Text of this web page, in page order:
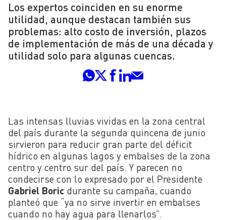
Los expertos coinciden en su enorme
utilidad, aunque destacan también sus
problemas: alto costo de inversión, plazos
de implementación de más de una década y
utilidad solo para algunas cuencas.
Las intensas lluvias vividas en la zona central
del país durante la segunda quincena de junio
sirvieron para reducir gran parte del déficit
hídrico en algunas lagos y embalses de la zona
centro y centro sur del país. Y parecen no
condecirse con lo expresado por el Presidente
Gabriel Boric durante su campaña, cuando
planteó que “ya no sirve invertir en embalses
cuando no hay agua para llenarlos”.